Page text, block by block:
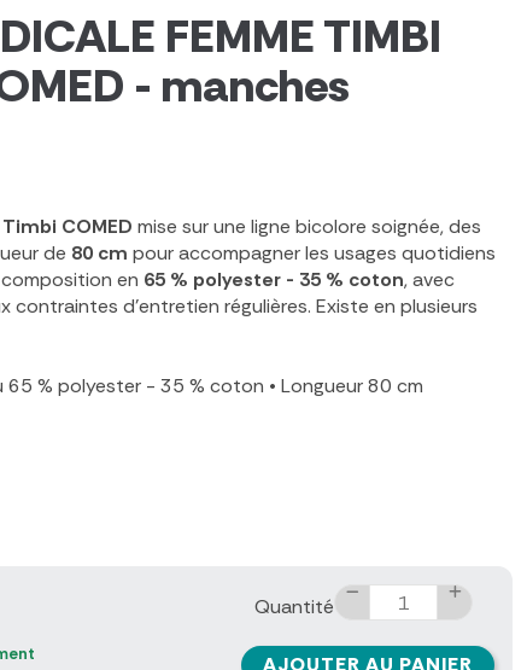
FEMME TIMBI
- manches
COMED mise sur une ligne bicolore soignée, des
de 80 cm pour accompagner les usages quotidiens
en 65 % polyester - 35 % coton, avec
contraintes d'entretien régulières. Existe en plusieurs
65 % polyester - 35 % coton • Longueur 80 cm
Quantité
AJOUTER AU PANIER